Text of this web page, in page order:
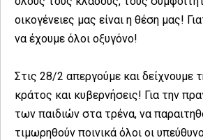
οικογένειες μας είναι η θέση μας!
να έχουμε όλοι οξυγόνο!
Στις 28/2 απεργούμε και δείχνουμε
κράτος και κυβερνήσεις! Για την
των παιδιών στα τρένα, να
τιμωρηθούν ποινικά όλοι οι